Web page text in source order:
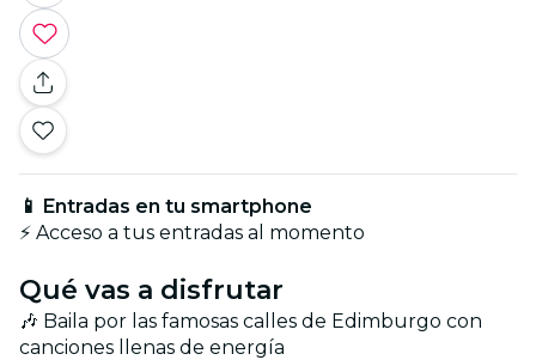
📱 Entradas en tu smartphone
⚡ Acceso a tus entradas al momento
Qué vas a disfrutar
🎶 Baila por las famosas calles de Edimburgo con
canciones llenas de energía